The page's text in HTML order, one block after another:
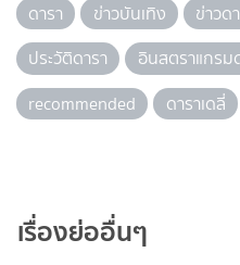
ดารา ข่าวบันเทิง ข่าวด
ประวัติดารา
อินสตราแกรม
recommended
ดาราเดลี่
เรื่องย่ออื่นๆ